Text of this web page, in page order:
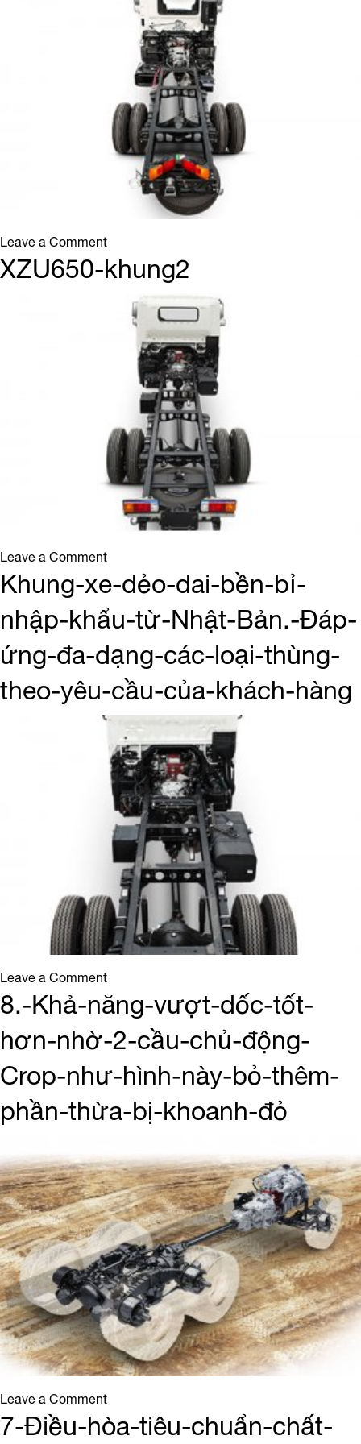
Leave a Commenton
FC9JE-
khung
XZU650-khung2
Leave a Commenton
XZU650-
khung2
Khung-xe-dẻo-dai-bền-bỉ-
nhập-khẩu-từ-Nhật-Bản.-Đáp-
ứng-đa-dạng-các-loại-thùng-
theo-yêu-cầu-của-khách-hàng
Leave a Commenton
Khung-
xe-
dẻo-
dai-
bền-
nhập-
Nhật-
Bản.-
Đáp-
ứng-
đa-
dạng-
các-
loại-
thùng-
theo-
yêu-
của-
khách-
8.-Khả-năng-vượt-dốc-tốt-
hơn-nhờ-2-cầu-chủ-động-
Crop-như-hình-này-bỏ-thêm-
phần-thừa-bị-khoanh-đỏ
Leave a Commenton
8.-
Khả-
7-Điều-hòa-tiêu-chuẩn-chất-